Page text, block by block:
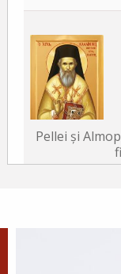
Pellei și